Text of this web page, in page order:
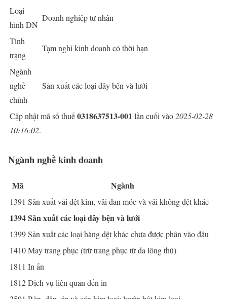
Loại
hình DN
Doanh nghiệp tư nhân
Tình
trạng
Tạm nghỉ kinh doanh có thời hạn
Ngành
nghề
chính
Sản xuất các loại dây bện và lưới
Cập nhật mã số thuế0318637513-001 lần cuối vào 2025-02-28
10:16:02.
Ngành nghề kinh doanh
Mã Ngành
1391 Sản xuất vải dệt kim, vải đan móc và vải không dệt khác
1394Sản xuất các loại dây bện và lưới
1399Sản xuất các loại hàng dệt khác chưa được phân vào đâu
1410May trang phục (trừ trang phục từ da lông thú)
1811 In ấn
1812Dịch vụ liên quan đến in